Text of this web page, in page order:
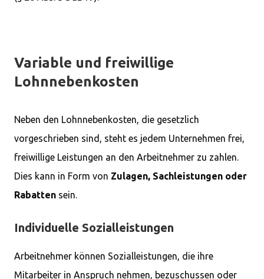
Variable und freiwillige
Lohnnebenkosten
Neben den Lohnnebenkosten, die gesetzlich
vorgeschrieben sind, steht es jedem Unternehmen frei,
freiwillige Leistungen an den Arbeitnehmer zu zahlen.
Dies kann in Form von Zulagen, Sachleistungen oder
Rabatten sein.
Individuelle Sozialleistungen
Arbeitnehmer können Sozialleistungen, die ihre
Mitarbeiter in Anspruch nehmen, bezuschussen oder